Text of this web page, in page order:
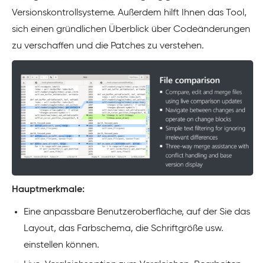
Versionskontrollsysteme. Außerdem hilft Ihnen das Tool,
sich einen gründlichen Überblick über Codeänderungen
zu verschaffen und die Patches zu verstehen.
Hauptmerkmale:
Eine anpassbare Benutzeroberfläche, auf der Sie das
Layout, das Farbschema, die Schriftgröße usw.
einstellen können.